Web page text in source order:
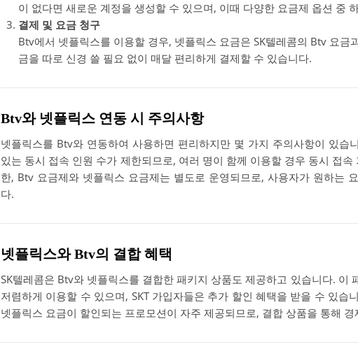
이 없다면 새로운 계정을 생성할 수 있으며, 이때 다양한 요금제 옵션 중
결제 및 요금 청구
Btv에서 넷플릭스를 이용할 경우, 넷플릭스 요금은 SK텔레콤의 Btv 요금
금을 따로 신경 쓸 필요 없이 매달 편리하게 결제할 수 있습니다.
Btv와 넷플릭스 연동 시 주의사항
넷플릭스를 Btv와 연동하여 사용하면 편리하지만 몇 가지 주의사항이 있습
있는 동시 접속 인원 수가 제한되므로, 여러 명이 함께 이용할 경우 동시 접
한, Btv 요금제와 넷플릭스 요금제는 별도로 운영되므로, 사용자가 원하는
다.
넷플릭스와 Btv의 결합 혜택
SK텔레콤은 Btv와 넷플릭스를 결합한 패키지 상품도 제공하고 있습니다. 이
저렴하게 이용할 수 있으며, SKT 가입자들은 추가 할인 혜택을 받을 수 있습
넷플릭스 요금이 할인되는 프로모션이 자주 제공되므로, 결합 상품을 통해